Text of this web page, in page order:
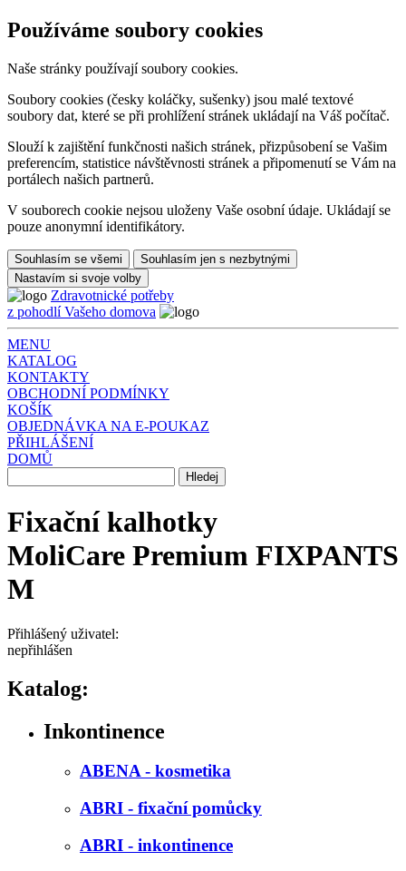
Používáme soubory cookies
Naše stránky používají soubory cookies.
Soubory cookies (česky koláčky, sušenky) jsou malé textové
soubory dat, které se při prohlížení stránek ukládají na Váš počítač.
Slouží k zajištění funkčnosti našich stránek, přizpůsobení se Vašim
preferencím, statistice návštěvnosti stránek a připomenutí se Vám na
portálech našich partnerů.
V souborech cookie nejsou uloženy Vaše osobní údaje. Ukládají se
pouze anonymní identifikátory.
Souhlasím se všemi
Souhlasím jen s nezbytnými
Nastavím si svoje volby
Zdravotnické potřeby
z pohodlí Vašeho domova
MENU
KATALOG
KONTAKTY
OBCHODNÍ PODMÍNKY
KOŠÍK
OBJEDNÁVKA NA E-POUKAZ
PŘIHLÁŠENÍ
DOMŮ
Fixační kalhotky
MoliCare Premium FIXPANTS
M
Přihlášený uživatel:
nepřihlášen
Katalog:
Inkontinence
ABENA - kosmetika
ABRI - fixační pomůcky
ABRI - inkontinence